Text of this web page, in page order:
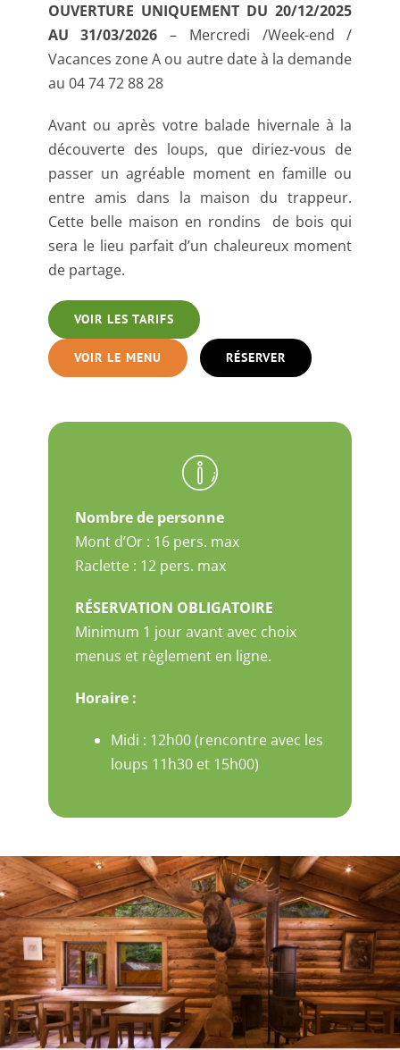
OUVERTURE UNIQUEMENT DU 20/12/2025
AU 31/03/2026– Mercredi /Week-end /
Vacances zone A ou autre date à la demande
au 04 74 72 88 28
Avant ou après votre balade hivernale à la
découverte des loups, que diriez-vous de
passer un agréable moment en famille ou
entre amis dans la maison du trappeur.
Cette belle maison en rondins de bois qui
sera le lieu parfait d’un chaleureux moment
de partage.
VOIR LES TARIFS
VOIR LE MENU RÉSERVER
Nombre de personne
Mont d’Or : 16 pers. max
Raclette : 12 pers. max
RÉSERVATION OBLIGATOIRE
Minimum 1 jour avant avec choix
menus et règlement en ligne.
Horaire :
Midi : 12h00 (rencontre avec les
loups 11h30 et 15h00)